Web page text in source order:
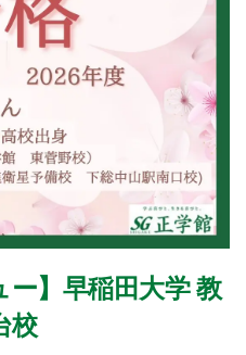
ー】早稲田大学 教
校